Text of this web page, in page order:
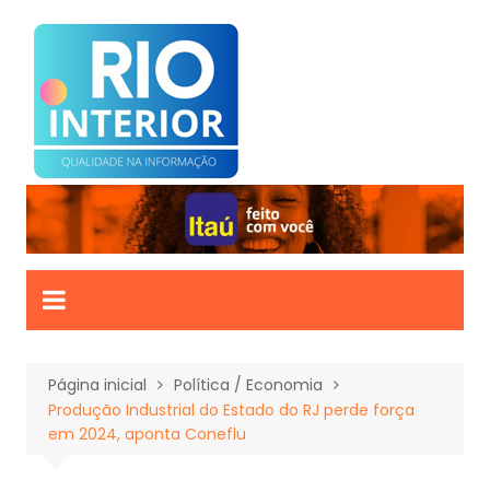
para
conteúdo
Página inicial
Política / Economia
Produção Industrial do Estado do RJ perde força
em 2024, aponta Coneflu